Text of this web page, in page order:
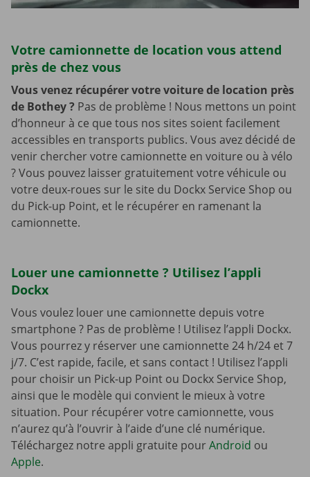
Votre camionnette de location vous attend
près de chez vous
Vous venez récupérer votre voiture de location près
de Bothey? Pas de problème ! Nous mettons un point
d’honneur à ce que tous nos sites soient facilement
accessibles en transports publics. Vous avez décidé de
venir chercher votre camionnette en voiture ou à vélo
? Vous pouvez laisser gratuitement votre véhicule ou
votre deux-roues sur le site du Dockx Service Shop ou
du Pick-up Point, et le récupérer en ramenant la
camionnette.
Louer une camionnette ? Utilisez l’appli
Dockx
Vous voulez louer une camionnette depuis votre
smartphone ? Pas de problème ! Utilisez l’appli Dockx.
Vous pourrez y réserver une camionnette 24 h/24 et 7
j/7. C’est rapide, facile, et sans contact ! Utilisez l’appli
pour choisir un Pick-up Point ou Dockx Service Shop,
ainsi que le modèle qui convient le mieux à votre
situation. Pour récupérer votre camionnette, vous
n’aurez qu’à l’ouvrir à l’aide d’une clé numérique.
Téléchargez notre appli gratuite pourAndroid ou
Apple.